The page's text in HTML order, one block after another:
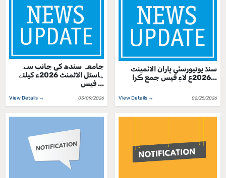
جامعہ سندھ کی جانب سے
ہاسٹل الاٹمنٹ 2026ء کیلئے
فیس ...
View Details → 03/09/2026
سنڌ يونيورسٽي پاران الاٽمينٽ
2026ع لاءِ فيس جمع ڪرا...
View Details → 02/25/2026